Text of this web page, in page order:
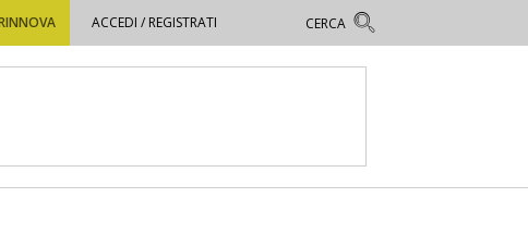
ACCEDI / REGISTRATI